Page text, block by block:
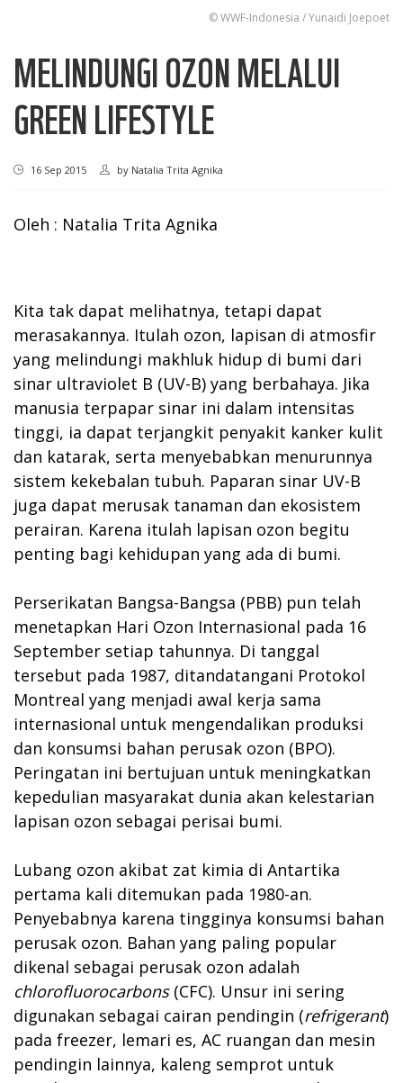
© WWF-Indonesia / Yunaidi Joepoet
MELINDUNGI OZON MELALUI
GREEN LIFESTYLE
16 Sep 2015 by Natalia Trita Agnika
Oleh : Natalia Trita Agnika
Kita tak dapat melihatnya, tetapi dapat
merasakannya. Itulah ozon, lapisan di atmosfir
yang melindungi makhluk hidup di bumi dari
sinar ultraviolet B (UV-B) yang berbahaya. Jika
manusia terpapar sinar ini dalam intensitas
tinggi, ia dapat terjangkit penyakit kanker kulit
dan katarak, serta menyebabkan menurunnya
sistem kekebalan tubuh. Paparan sinar UV-B
juga dapat merusak tanaman dan ekosistem
perairan. Karena itulah lapisan ozon begitu
penting bagi kehidupan yang ada di bumi.
Perserikatan Bangsa-Bangsa (PBB) pun telah
menetapkan Hari Ozon Internasional pada 16
September setiap tahunnya. Di tanggal
tersebut pada 1987, ditandatangani Protokol
Montreal yang menjadi awal kerja sama
internasional untuk mengendalikan produksi
dan konsumsi bahan perusak ozon (BPO).
Peringatan ini bertujuan untuk meningkatkan
kepedulian masyarakat dunia akan kelestarian
lapisan ozon sebagai perisai bumi.
Lubang ozon akibat zat kimia di Antartika
pertama kali ditemukan pada 1980-an.
Penyebabnya karena tingginya konsumsi bahan
perusak ozon. Bahan yang paling popular
dikenal sebagai perusak ozon adalah
chlorofluorocarbons(CFC). Unsur ini sering
digunakan sebagai cairan pendingin (refrigerant)
pada freezer, lemari es, AC ruangan dan mesin
pendingin lainnya, kaleng semprot untuk